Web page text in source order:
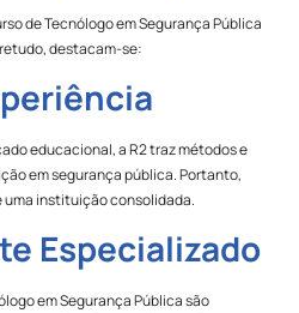
de Tecnólogo em Segurança Pública
destacam-se:
educacional, a R2 traz métodos e
em segurança pública. Portanto,
uma instituição consolidada.
Especializado
em Segurança Pública são